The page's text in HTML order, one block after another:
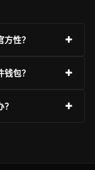
性？
）或应用商店官
包？
键登录；兼容
截图，平均响应时